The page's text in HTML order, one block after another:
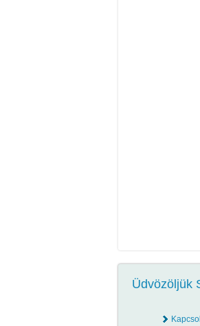
Üdvözöljük